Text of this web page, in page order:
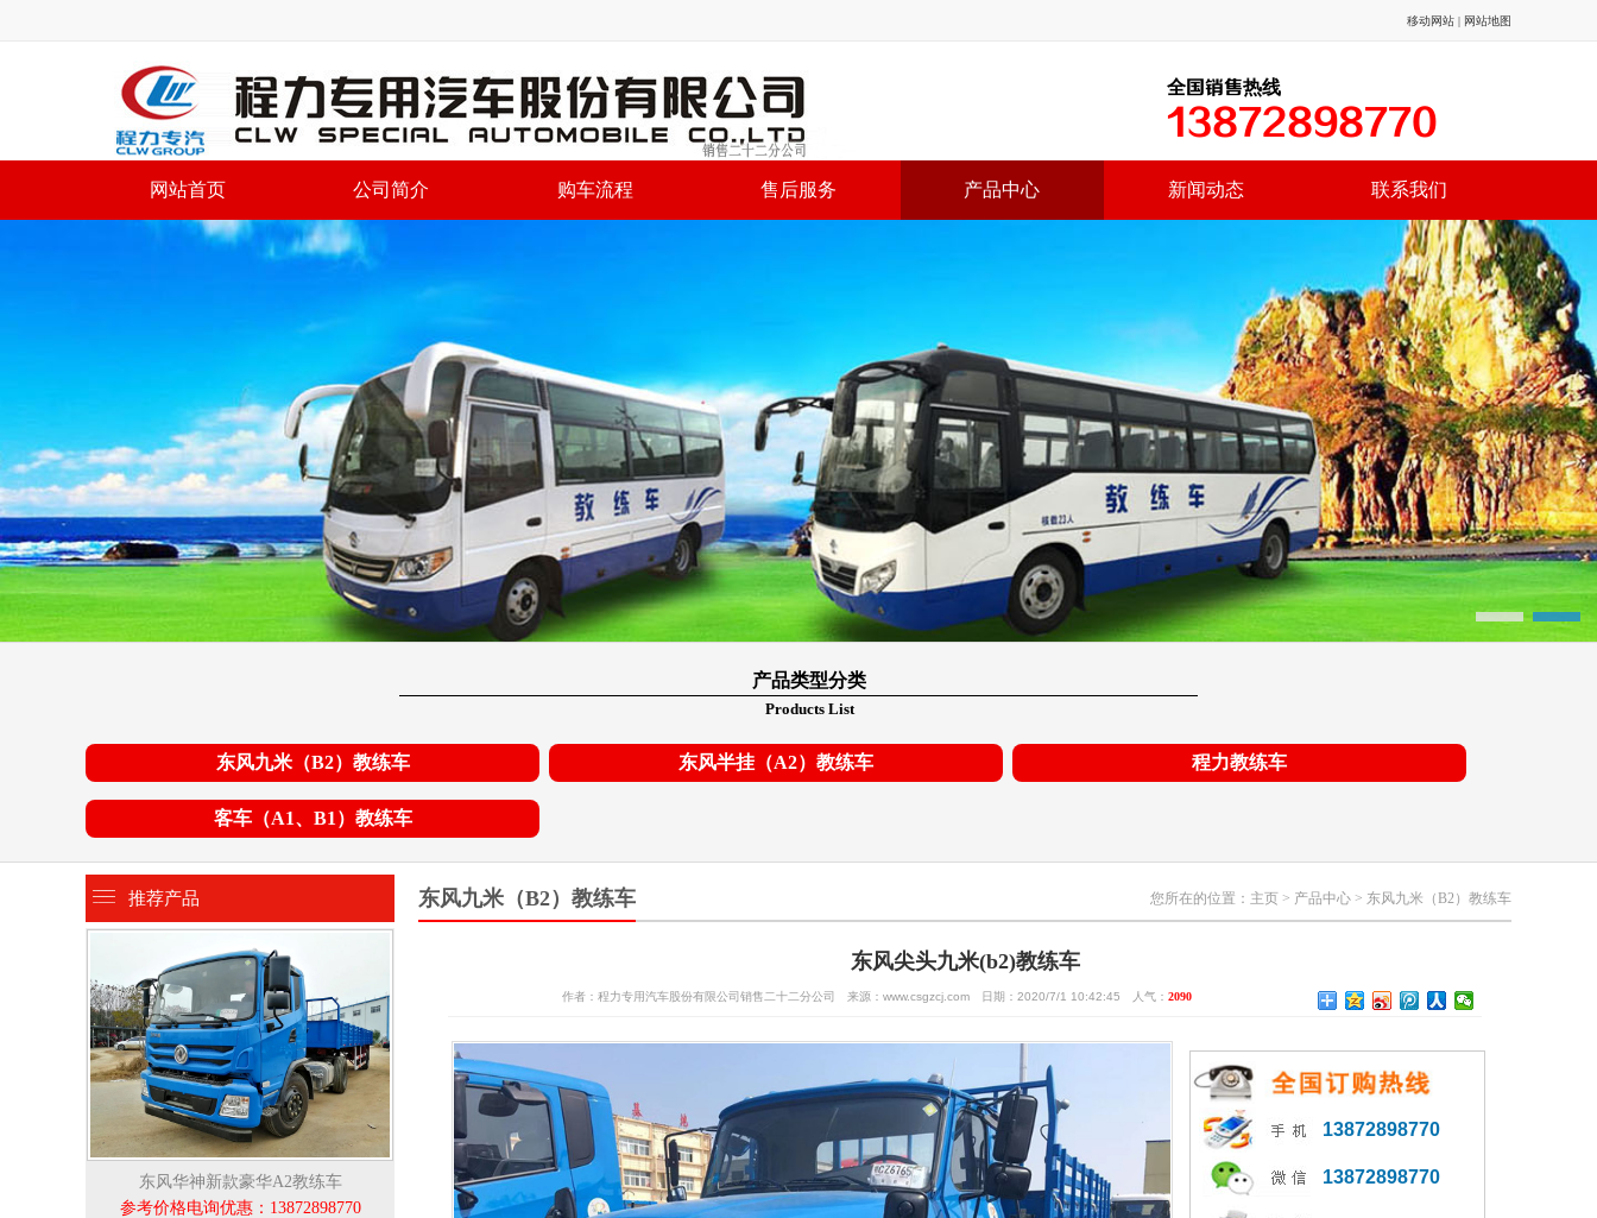
移动网站 | 网站地图
程力专用汽车股份有限公司销售二十二分公司
XiaGongChuShengHuBeiZhuanYongQiCheZhiZaoYouXianGongSi
全国销售热线
13872898770
网站首页 公司简介 购车流程 售后服务 产品中心 新闻动态 联系我们
产品类型分类
Products List
东风九米（B2）教练车 东风半挂（A2）教练车 程力教练车
客车（A1、B1）教练车
推荐产品
东风华神新款豪华A2教练车
参考价格电询优惠：13872898770
东风九米（B2）教练车 您所在的位置： 主页 > 产品中心 > 东风九米（B2）教练车
东风尖头九米(b2)教练车
作者：程力专用汽车股份有限公司销售二十二分公司 来源：www.csgzcj.com 日期：2020/7/1 10:42:45 人气： 2090
13872898770
13872898770